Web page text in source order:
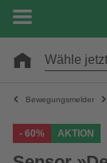
Wähle
Bewegungsmelder
- 60% AKTION